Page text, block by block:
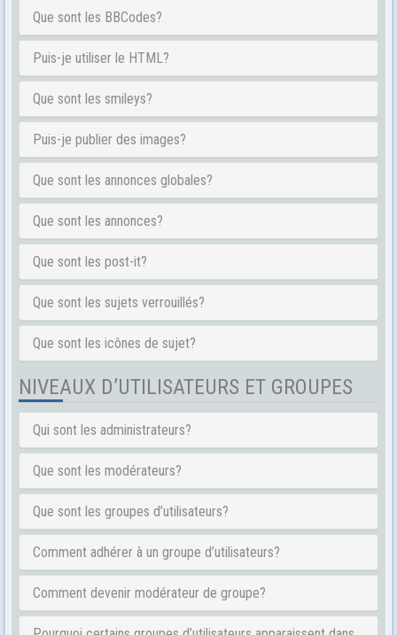
Que sont les BBCodes?
Puis-je utiliser le HTML?
Que sont les smileys?
Puis-je publier des images?
Que sont les annonces globales?
Que sont les annonces?
Que sont les post-it?
Que sont les sujets verrouillés?
Que sont les icônes de sujet?
NIVEAUX D’UTILISATEURS ET GROUPES
Qui sont les administrateurs?
Que sont les modérateurs?
Que sont les groupes d’utilisateurs?
Comment adhérer à un groupe d’utilisateurs?
Comment devenir modérateur de groupe?